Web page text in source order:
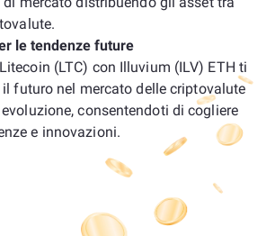
le tendenze future
(LTC) con Illuvium (ILV) ETH ti
il futuro nel mercato delle criptovalute
consentendoti di cogliere
e innovazioni.